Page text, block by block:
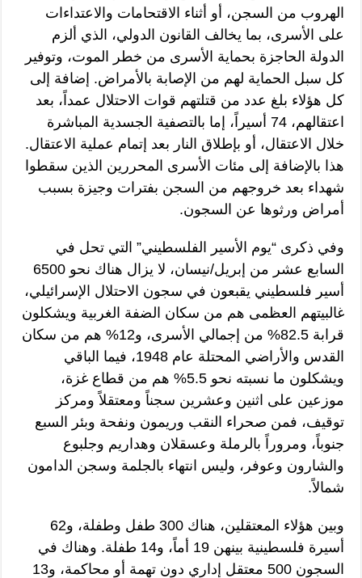
الهروب من السجن، أو أثناء الاقتحامات والاعتداءات
على الأسرى، بما يخالف القانون الدولي، الذي ألزم
الدولة الحاجزة بحماية الأسرى من خطر الموت، وتوفير
كل سبل الحماية لهم من الإصابة بالأمراض. إضافة إلى
كل هؤلاء بلغ عدد من قتلتهم قوات الاحتلال عمداً، بعد
اعتقالهم، 74 أسيراً، إما بالتصفية الجسدية المباشرة
خلال الاعتقال، أو بإطلاق النار بعد إتمام عملية الاعتقال.
هذا بالإضافة إلى مئات الأسرى المحررين الذين سقطوا
شهداء بعد خروجهم من السجن بفترات وجيزة بسبب
أمراض ورثوها عن السجون.
وفي ذكرى “يوم الأسير الفلسطيني” التي تحل في
السابع عشر من إبريل/نيسان، لا يزال هناك نحو 6500
أسير فلسطيني يقبعون في سجون الاحتلال الإسرائيلي،
غالبيتهم العظمى هم من سكان الضفة الغربية ويشكلون
قرابة 82.5% من إجمالي الأسرى، و12% هم من سكان
القدس والأراضي المحتلة عام 1948، فيما الباقي
ويشكلون ما نسبته نحو 5.5% هم من قطاع غزة،
موزعين على اثنين وعشرين سجناً ومعتقلاً ومركز
توقيف، فمن صحراء النقب وريمون ونفحة وبئر السبع
جنوباً، ومروراً بالرملة وعسقلان وهداريم وجلبوع
والشارون وعوفر، وليس انتهاء بالجلمة وسجن الدامون
شمالاً.
وبين هؤلاء المعتقلين، هناك 300 طفل وطفلة، و62
أسيرة فلسطينية بينهن 19 أماً، و14 طفلة. وهناك في
السجون 500 معتقل إداري دون تهمة أو محاكمة، و13